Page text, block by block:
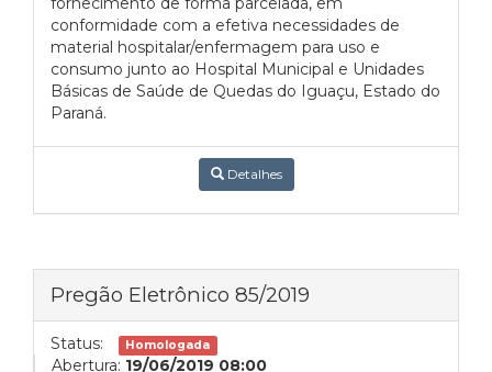
conformidade com a efetiva necessidades de
material hospitalar/enfermagem para uso e
consumo junto ao Hospital Municipal e Unidades
Básicas de Saúde de Quedas do Iguaçu, Estado do
Paraná.
Detalhes
Pregão Eletrônico 85/2019
Status: Homologada
Abertura: 19/06/2019 08:00